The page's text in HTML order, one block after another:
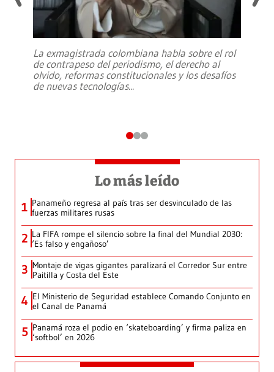
La exmagistrada colombiana habla sobre el rol
de contrapeso del periodismo, el derecho al
olvido, reformas constitucionales y los desafíos
de nuevas tecnologías...
Lo más leído
1 Panameño regresa al país tras ser desvinculado de las
fuerzas militares rusas
2 La FIFA rompe el silencio sobre la final del Mundial 2030:
‘Es falso y engañoso’
3 Montaje de vigas gigantes paralizará el Corredor Sur entre
Paitilla y Costa del Este
4 El Ministerio de Seguridad establece Comando Conjunto en
el Canal de Panamá
5 Panamá roza el podio en ‘skateboarding’ y firma paliza en
‘softbol’ en 2026